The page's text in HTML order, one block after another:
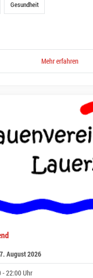
Gesundheit
Mehr erfahren
August 2026
- 22:00 Uhr